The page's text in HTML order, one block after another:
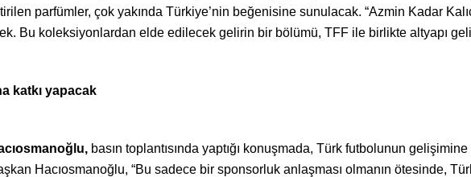
parfümler, çok yakında Türkiye’nin beğenisine sunulacak. “Azmin Kadar
Bu koleksiyonlardan elde edilecek gelirin bir bölümü, TFF ile birlikte altyapı
katkı yapacak
basın toplantısında yaptığı konuşmada, Türk futbolunun
Hacıosmanoğlu, “Bu sadece bir sponsorluk anlaşması olmanın ötesinde,